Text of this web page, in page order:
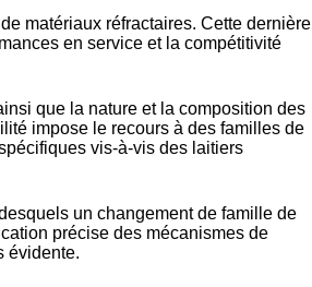
matériaux réfractaires. Cette dernière
en service et la compétitivité
que la nature et la composition des
impose le recours à des familles de
vis-à-vis des laitiers
un changement de famille de
précise des mécanismes de
évidente.